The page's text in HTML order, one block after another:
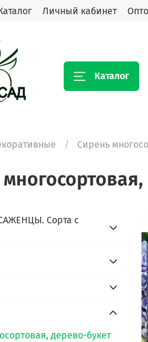
Личный кабинет
Каталог
Сирень
Сорта с
дерево-букет